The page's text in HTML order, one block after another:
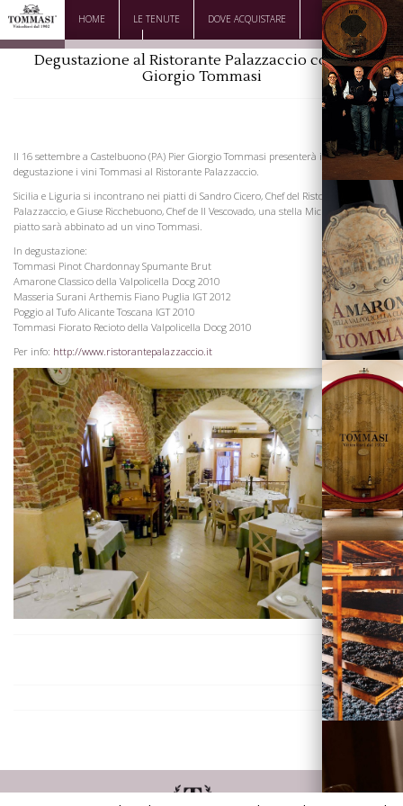
HOME LE TENUTE DOVE ACQUISTARE
DOWNLOAD CONTATTI
Degustazione al Ristorante Palazzaccio con Pier
Giorgio Tommasi
Il 16 settembre a Castelbuono (PA) Pier Giorgio Tommasi presenterà in
degustazione i vini Tommasi al Ristorante Palazzaccio.
Sicilia e Liguria si incontrano nei piatti di Sandro Cicero, Chef del Ristorante
Palazzaccio, e Giuse Ricchebuono, Chef de Il Vescovado, una stella Michelin. Ogni
piatto sarà abbinato ad un vino Tommasi.
In degustazione:
Tommasi Pinot Chardonnay Spumante Brut
Amarone Classico della Valpolicella Docg 2010
Masseria Surani Arthemis Fiano Puglia IGT 2012
Poggio al Tufo Alicante Toscana IGT 2010
Tommasi Fiorato Recioto della Valpolicella Docg 2010
Per info: http://www.ristorantepalazzaccio.it
La Famiglia
Vini
Visita la
Cantina